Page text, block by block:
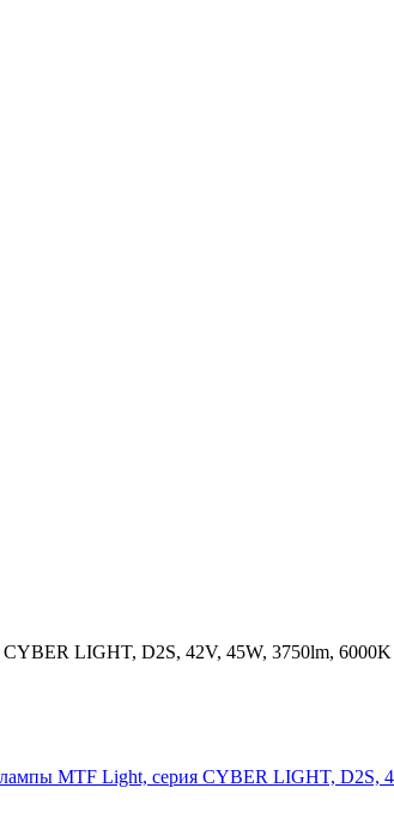
LIGHT, D2S, 42V, 45W, 3750lm, 6000K